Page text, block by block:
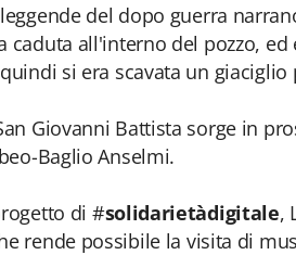
del dopo guerra
caduta all'interno del pozzo,
si era scavata un
Giovanni Battista sorge in
Baglio Anselmi.
di #solidarietàdigitale,
rende possibile la visita di